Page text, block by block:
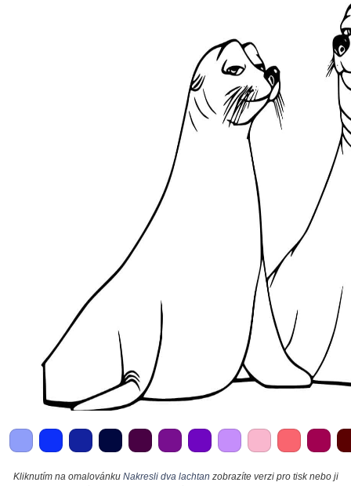
Kliknutím na omalovánku Nakresli dva lachtan zobrazíte verzi pro tisk nebo ji